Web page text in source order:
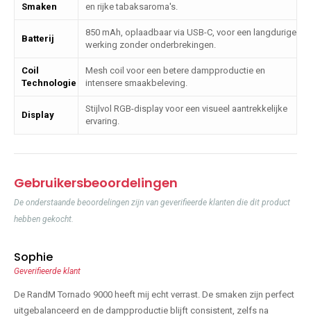
Smaken
en rijke tabaksaroma's.
Batterij
850 mAh, oplaadbaar via USB-C, voor een langdurige
werking zonder onderbrekingen.
Coil
Technologie
Mesh coil voor een betere dampproductie en
intensere smaakbeleving.
Display
Stijlvol RGB-display voor een visueel aantrekkelijke
ervaring.
Gebruikersbeoordelingen
De onderstaande beoordelingen zijn van geverifieerde klanten die dit product
hebben gekocht.
Sophie
Geverifieerde klant
De RandM Tornado 9000 heeft mij echt verrast. De smaken zijn perfect
uitgebalanceerd en de dampproductie blijft consistent, zelfs na